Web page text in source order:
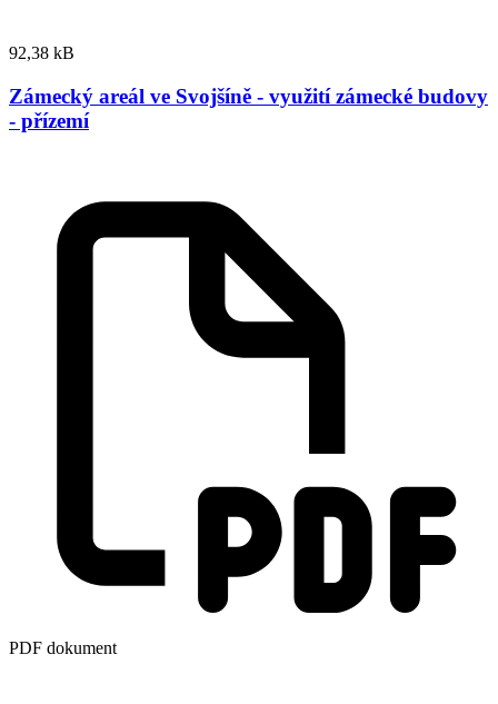
92,38 kB
Zámecký areál ve Svojšíně - využití zámecké budovy
- přízemí
PDF dokument